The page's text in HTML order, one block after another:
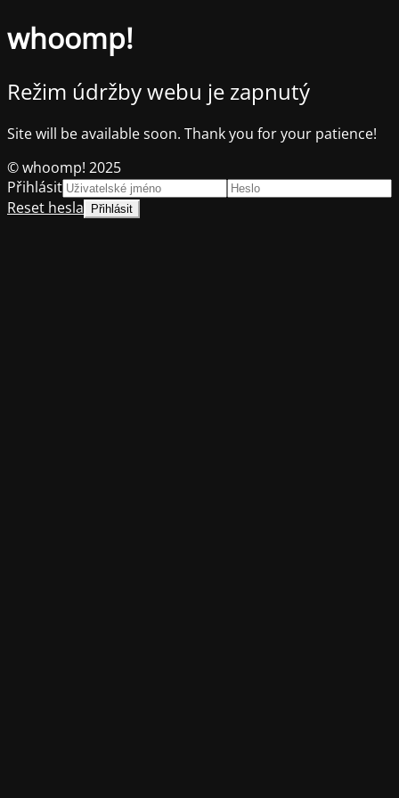
whoomp!
Režim údržby webu je zapnutý
Site will be available soon. Thank you for your patience!
© whoomp! 2025
Přihlásit
Reset hesla